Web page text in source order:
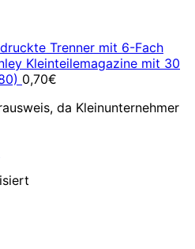
Trenner mit 6-Fach
Kleinteilemagazine mit 30
0,70€
da Kleinunternehmer